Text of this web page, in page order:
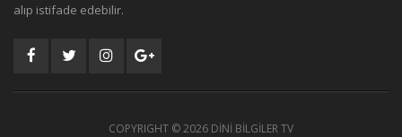
alıp istifade edebilir.
COPYRIGHT ©2026 DİNİ BİLGİLER TV